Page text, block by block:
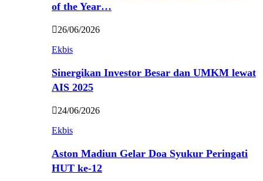
of the Year…
26/06/2026
Ekbis
Sinergikan Investor Besar dan UMKM lewat
AIS 2025
24/06/2026
Ekbis
Aston Madiun Gelar Doa Syukur Peringati
HUT ke-12